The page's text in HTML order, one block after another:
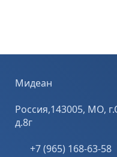
конструкций,
высоким
деформационны
Мидеан
Россия,143005, МО,
д.8г
+7 (965) 168-63-58